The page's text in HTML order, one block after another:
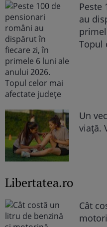
Peste
au
Topul
Un
viață.
Libertatea.ro
Cât